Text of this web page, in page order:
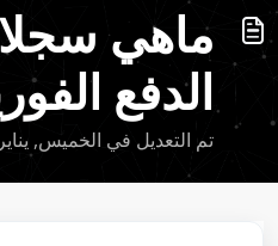
ماهي
الدفع
تم التعديل في الخميس, يناير 4, 2024 في 1:57 م